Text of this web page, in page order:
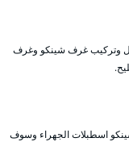
وتركيب غرف شينكو وغرف
اسطبلات الجهراء وسوف